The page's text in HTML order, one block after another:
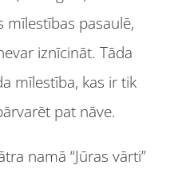
mīlestības pasaulē,
iznīcināt. Tāda
mīlestība, kas ir tik
pat nāve.
namā “Jūras vārti”